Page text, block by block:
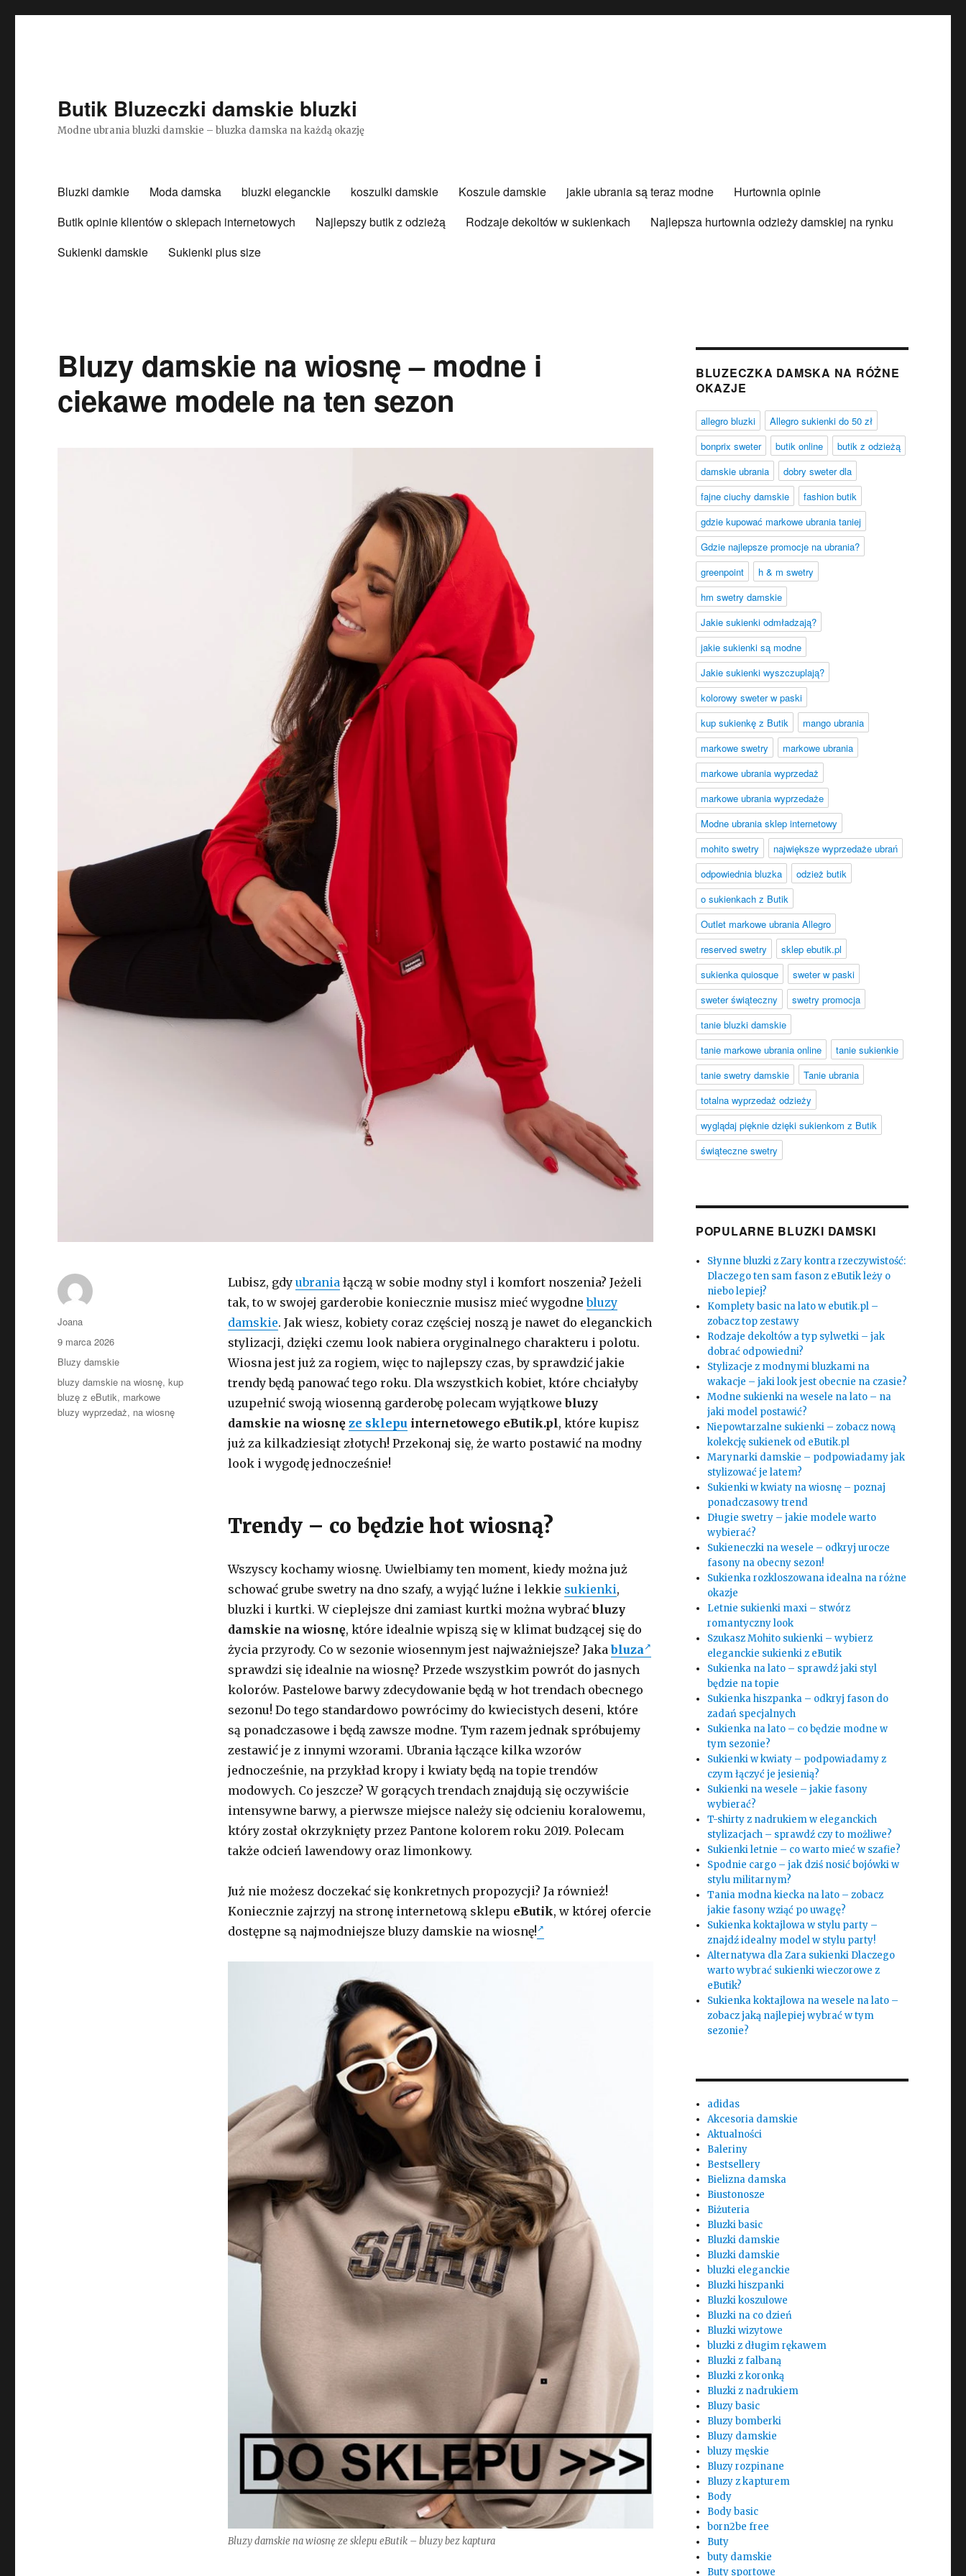
Butik Bluzeczki damskie bluzki
Modne ubrania bluzki damskie – bluzka damska na każdą okazję
Bluzki damkie Moda damska bluzki eleganckie koszulki damskie Koszule damskie jakie ubrania są teraz modne
Hurtownia opinie
Butik opinie klientów o sklepach internetowych
Najlepszy butik z odzieżą Rodzaje dekoltów w sukienkach
Najlepsza hurtownia odzieży damskiej na rynku
Sukienki damskie
Sukienki plus size
Bluzy damskie na wiosnę – modne i
ciekawe modele na ten sezon
Lubisz, gdy ubrania łączą w sobie modny styl i komfort noszenia? Jeżeli
tak, to w swojej garderobie koniecznie musisz mieć wygodnebluzy
damskie. Jak wiesz, kobiety coraz częściej noszą je nawet do eleganckich
stylizacji, dzięki czemu look nabiera oryginalnego charakteru i polotu.
Wiosna jest już za rogiem, więc to najlepszy czas, by sprawdzić jakie
trendy będą panować tego roku. Dla wszystkich kobiet, które chciałyby
uzupełnić swoją wiosenną garderobę polecam wyjątkowebluzy
damskie na wiosnę ze sklepu internetowego eButik.pl, które kupisz
już za kilkadziesiąt złotych! Przekonaj się, że warto postawić na modny
look i wygodę jednocześnie!
Trendy – co będzie hot wiosną?
Wszyscy kochamy wiosnę. Uwielbiamy ten moment, kiedy można już
schować grube swetry na dno szafy, a wyjąć luźne i lekkie sukienki,
bluzki i kurtki. W cieplejsze dni zamiast kurtki można wybraćbluzy
damskie na wiosnę, które idealnie wpiszą się w klimat budzącej się do
życia przyrody. Co w sezonie wiosennym jest najważniejsze? Jakabluza
sprawdzi się idealnie na wiosnę? Przede wszystkim powrót do jasnych
kolorów. Pastelowe barwy zdecydowanie będą w hot trendach obecnego
sezonu! Do tego standardowo powrócimy do kwiecistych deseni, które
są ponadczasowe i będą zawsze modne. Tym razem jednak spróbujemy
zestawić je z innymi wzorami. Ubrania łączące kilka wzorów
jednocześnie, na przykład kropy i kwiaty będą na topie trendów
modowych. Co jeszcze? W gorących trendach znajdują się oczywiście
intensywne barwy, a pierwsze miejsce należy się odcieniu koralowemu,
który został okrzyknięty przez Pantone kolorem roku 2019. Polecam
także odcień lawendowy oraz limonkowy.
Już nie możesz doczekać się konkretnych propozycji? Ja również!
Koniecznie zajrzyj na stronę internetową sklepu eButik, w której ofercie
dostępne są najmodniejsze bluzy damskie na wiosnę!
Bluzy damskie na wiosnę ze sklepu eButik – bluzy bez kaptura
Autor
Joana
Opublikowano
9 marca 2026
Kategorie
Bluzy damskie
Tagi
bluzy damskie na wiosnę,kup
bluzę z eButik, markowe
bluzy wyprzedaż, na wiosnę
BLUZECZKA DAMSKA NA RÓŻNE
OKAZJE
allegro bluzki
Allegro sukienki do 50 zł
bonprix sweter
butik online
butik z odzieżą
damskie ubrania
dobry sweter dla
fajne ciuchy damskie
fashion butik
gdzie kupować markowe ubrania taniej
Gdzie najlepsze promocje na ubrania?
greenpoint
h & m swetry
hm swetry damskie
Jakie sukienki odmładzają?
jakie sukienki są modne
Jakie sukienki wyszczuplają?
kolorowy sweter w paski
kup sukienkę z Butik
mango ubrania
markowe swetry
markowe ubrania
markowe ubrania wyprzedaż
markowe ubrania wyprzedaże
Modne ubrania sklep internetowy
mohito swetry
największe wyprzedaże ubrań
odpowiednia bluzka
odzież butik
o sukienkach z Butik
Outlet markowe ubrania Allegro
reserved swetry
sklep ebutik.pl
sukienka quiosque
sweter w paski
sweter świąteczny
swetry promocja
tanie bluzki damskie
tanie markowe ubrania online
tanie sukienkie
tanie swetry damskie
Tanie ubrania
totalna wyprzedaż odzieży
wyglądaj pięknie dzięki sukienkom z Butik
świąteczne swetry
POPULARNE BLUZKI DAMSKI
Słynne bluzki z Zary kontra rzeczywistość:
Dlaczego ten sam fason z eButik leży o
niebo lepiej?
Komplety basic na lato w ebutik.pl –
zobacz top zestawy
Rodzaje dekoltów a typ sylwetki – jak
dobrać odpowiedni?
Stylizacje z modnymi bluzkami na
wakacje – jaki look jest obecnie na czasie?
Modne sukienki na wesele na lato – na
jaki model postawić?
Niepowtarzalne sukienki – zobacz nową
kolekcję sukienek od eButik.pl
Marynarki damskie – podpowiadamy jak
stylizować je latem?
Sukienki w kwiaty na wiosnę – poznaj
ponadczasowy trend
Długie swetry – jakie modele warto
wybierać?
Sukieneczki na wesele – odkryj urocze
fasony na obecny sezon!
Sukienka rozkloszowana idealna na różne
okazje
Letnie sukienki maxi – stwórz
romantyczny look
Szukasz Mohito sukienki – wybierz
eleganckie sukienki z eButik
Sukienka na lato – sprawdź jaki styl
będzie na topie
Sukienka hiszpanka – odkryj fason do
zadań specjalnych
Sukienka na lato – co będzie modne w
tym sezonie?
Sukienki w kwiaty – podpowiadamy z
czym łączyć je jesienią?
Sukienki na wesele – jakie fasony
wybierać?
T-shirty z nadrukiem w eleganckich
stylizacjach – sprawdź czy to możliwe?
Sukienki letnie – co warto mieć w szafie?
Spodnie cargo – jak dziś nosić bojówki w
stylu militarnym?
Tania modna kiecka na lato – zobacz
jakie fasony wziąć po uwagę?
Sukienka koktajlowa w stylu party –
znajdź idealny model w stylu party!
Alternatywa dla Zara sukienki Dlaczego
warto wybrać sukienki wieczorowe z
eButik?
Sukienka koktajlowa na wesele na lato –
zobacz jaką najlepiej wybrać w tym
sezonie?
adidas
Akcesoria damskie
Aktualności
Baleriny
Bestsellery
Bielizna damska
Biustonosze
Biżuteria
Bluzki basic
Bluzki damskie
Bluzki damskie
bluzki eleganckie
Bluzki hiszpanki
Bluzki koszulowe
Bluzki na co dzień
Bluzki wizytowe
bluzki z długim rękawem
Bluzki z falbaną
Bluzki z koronką
Bluzki z nadrukiem
Bluzy basic
Bluzy bomberki
Bluzy damskie
bluzy męskie
Bluzy rozpinane
Bluzy z kapturem
Body
Body basic
born2be free
Buty
buty damskie
Buty sportowe